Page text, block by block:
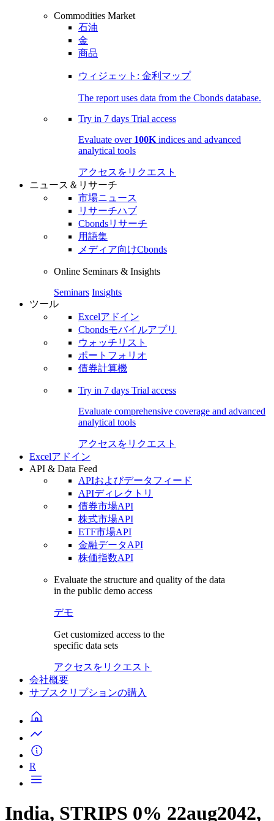
Commodities Market
石油
金
商品
ウィジェット: 金利マップ
The report uses data from the Cbonds database.
Try in 7 days Trial access
Evaluate over 100K indices and advanced
analytical tools
アクセスをリクエスト
ニュース＆リサーチ
市場ニュース
リサーチハブ
Cbondsリサーチ
用語集
メディア向けCbonds
Online Seminars & Insights
Seminars Insights
ツール
Excelアドイン
Cbondsモバイルアプリ
ウォッチリスト
ポートフォリオ
債券計算機
Try in 7 days Trial access
Evaluate comprehensive coverage and advanced
analytical tools
アクセスをリクエスト
Excelアドイン
API & Data Feed
APIおよびデータフィード
APIディレクトリ
債券市場API
株式市場API
ETF市場API
金融データAPI
株価指数API
Evaluate the structure and quality of the data
in the public demo access
デモ
Get customized access to the
specific data sets
アクセスをリクエスト
会社概要
サブスクリプションの購入
R
India, STRIPS 0% 22aug2042,